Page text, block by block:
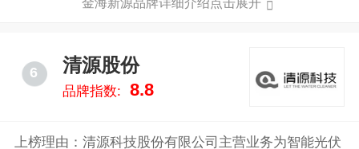
大板块，具备完善的产业配套能力。
金海新源品牌详细介绍点击展开
6 清源股份
品牌指数: 8.8
上榜理由：清源科技股份有限公司主营业务为智能光伏